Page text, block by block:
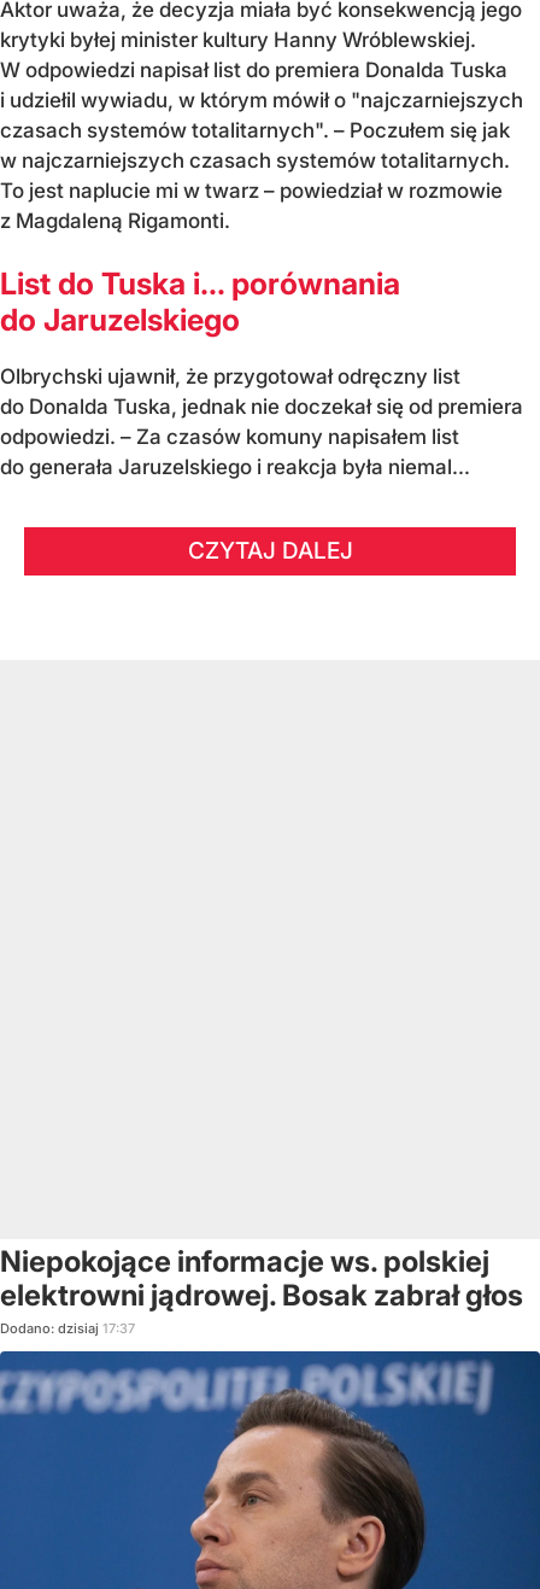
Aktor uważa, że decyzja miała być konsekwencją jego
krytyki byłej minister kultury Hanny Wróblewskiej.
W odpowiedzi napisał list do premiera Donalda Tuska
i udziełil wywiadu, w którym mówił o "najczarniejszych
czasach systemów totalitarnych". – Poczułem się jak
w najczarniejszych czasach systemów totalitarnych.
To jest naplucie mi w twarz – powiedział w rozmowie
z Magdaleną Rigamonti.
List do Tuska i… porównania
do Jaruzelskiego
Olbrychski ujawnił, że przygotował odręczny list
do Donalda Tuska, jednak nie doczekał się od premiera
odpowiedzi. – Za czasów komuny napisałem list
do generała Jaruzelskiego i reakcja była niemal...
CZYTAJ DALEJ
Niepokojące informacje ws. polskiej
elektrowni jądrowej. Bosak zabrał głos
Dodano: dzisiaj 17:37